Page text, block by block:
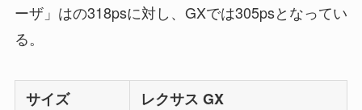
ーザ」はの318psに対し、GXでは305psとなってい
る。
サイズ
レクサス GX